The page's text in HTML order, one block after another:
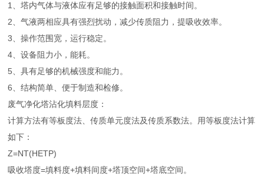
1、塔内气体与液体应有足够的接触面积和接触时间。
2、气液两相应具有强烈扰动，减少传质阻力，提吸收效率。
3、操作范围宽，运行稳定。
4、设备阻力小，能耗。
5、具有足够的机械强度和能力。
6、结构简单、便于制造和检修。
废气净化塔沾化填料层度：
计算方法有等板度法、传质单元度法及传质系数法。用等板度法计算
如下：
Z=NT(HETP)
吸收塔度=填料度+填料间度+塔顶空间+塔底空间。